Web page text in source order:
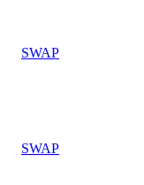
SWAP
SWAP